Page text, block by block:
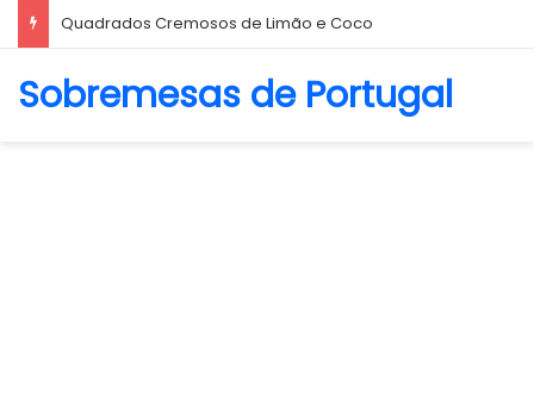
Quadrados Cremosos de Limão e Coco
Sobremesas de Portugal